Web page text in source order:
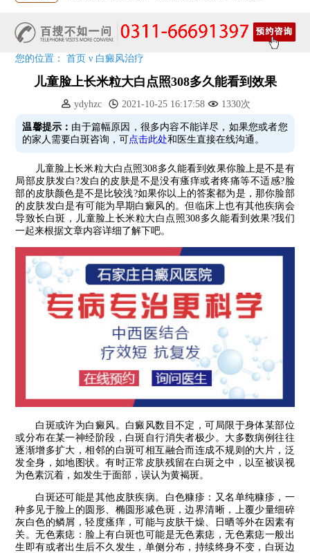
恭贺伍德镜检查系统成功落户!暑期超强福利点击领取!
您的位置：首页 ν 白癜风治疗
儿童脸上长米粒大白点照308多久能看到效果
ydyhzc 2021-10-25 16:17:58 1330次
温馨提示： 由于篇幅原因，很多内容不能详尽，如果您或者您
的家人需要白斑咨询，可点击此处和医生直接在线沟通。
儿童脸上长米粒大白点照308多久能看到效果你脸上是不是有
局部皮肤发白?发白的皮肤是不是没有瘙痒或者疼痛等不适感?脸
部的皮肤颜色是不是比较浅?如果你以上的答案都为是，那你脸部
的皮肤发白是有可能为早期白癜风的。但临床上也有其他疾病会
导致长白斑，儿童脸上长米粒大白点照308多久能看到效果?我们
一起来根据文章内容详细了解下吧。
白斑或许为白癜风。白癜风数目不定，可局限于身体某部位
或分布在某一神经阶段，白斑自行消失者极少。大多数病例往往
逐渐增多扩大，相邻的白斑可相互融合而连成不规则的大片，泛
发全身，如地图状。有时正常皮肤残留在白斑之中，以至被误视
为色素沉着，如发生于面部，误认为黄褐斑。
白斑还可能是其他皮肤疾病。白色糠疹：又名单纯糠疹，一
种多见于脸上的圆形、椭圆形减色斑，边界清晰，上覆少量细碎
灰白色的鳞屑，轻度瘙痒，可能与皮肤干燥、日晒等外在因素有
关。无色素痣：脸上有白斑也可能是无色素痣，无色素痣一般出
生即有或者出生后不久发生，单侧分布，持续终身不变，白斑边